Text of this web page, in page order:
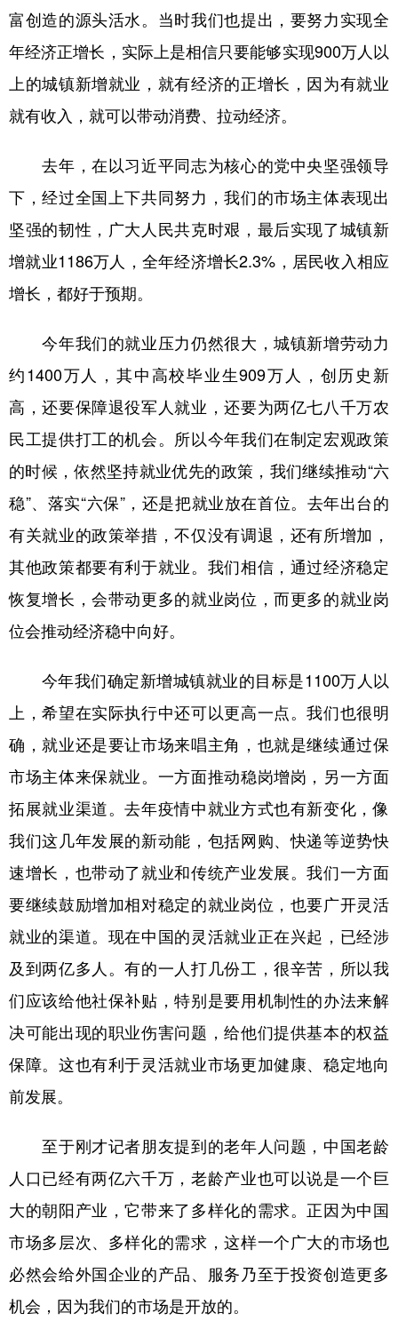
富创造的源头活水。当时我们也提出，要努力实现全
年经济正增长，实际上是相信只要能够实现900万人以
上的城镇新增就业，就有经济的正增长，因为有就业
就有收入，就可以带动消费、拉动经济。
去年，在以习近平同志为核心的党中央坚强领导
下，经过全国上下共同努力，我们的市场主体表现出
坚强的韧性，广大人民共克时艰，最后实现了城镇新
增就业1186万人，全年经济增长2.3%，居民收入相应
增长，都好于预期。
今年我们的就业压力仍然很大，城镇新增劳动力
约1400万人，其中高校毕业生909万人，创历史新
高，还要保障退役军人就业，还要为两亿七八千万农
民工提供打工的机会。所以今年我们在制定宏观政策
的时候，依然坚持就业优先的政策，我们继续推动“六
稳”、落实“六保”，还是把就业放在首位。去年出台的
有关就业的政策举措，不仅没有调退，还有所增加，
其他政策都要有利于就业。我们相信，通过经济稳定
恢复增长，会带动更多的就业岗位，而更多的就业岗
位会推动经济稳中向好。
今年我们确定新增城镇就业的目标是1100万人以
上，希望在实际执行中还可以更高一点。我们也很明
确，就业还是要让市场来唱主角，也就是继续通过保
市场主体来保就业。一方面推动稳岗增岗，另一方面
拓展就业渠道。去年疫情中就业方式也有新变化，像
我们这几年发展的新动能，包括网购、快递等逆势快
速增长，也带动了就业和传统产业发展。我们一方面
要继续鼓励增加相对稳定的就业岗位，也要广开灵活
就业的渠道。现在中国的灵活就业正在兴起，已经涉
及到两亿多人。有的一人打几份工，很辛苦，所以我
们应该给他社保补贴，特别是要用机制性的办法来解
决可能出现的职业伤害问题，给他们提供基本的权益
保障。这也有利于灵活就业市场更加健康、稳定地向
前发展。
至于刚才记者朋友提到的老年人问题，中国老龄
人口已经有两亿六千万，老龄产业也可以说是一个巨
大的朝阳产业，它带来了多样化的需求。正因为中国
市场多层次、多样化的需求，这样一个广大的市场也
必然会给外国企业的产品、服务乃至于投资创造更多
机会，因为我们的市场是开放的。